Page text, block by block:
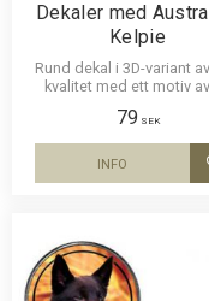
Dekaler med
Kelpie
Rund dekal i 3D-variant
kvalitet med ett motiv
storlekar 10 cm , 15 cm
cm i diameter.
79 SEK
INFO